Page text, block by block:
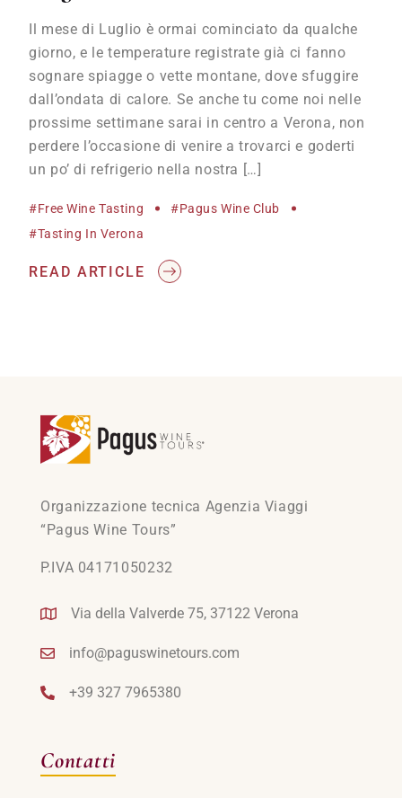
Il mese di Luglio è ormai cominciato da qualche
giorno, e le temperature registrate già ci fanno
sognare spiagge o vette montane, dove sfuggire
dall’ondata di calore. Se anche tu come noi nelle
prossime settimane sarai in centro a Verona, non
perdere l’occasione di venire a trovarci e goderti
un po’ di refrigerio nella nostra […]
#free Wine Tasting
#Pagus Wine Club
#tasting In Verona
READ ARTICLE
Organizzazione tecnica Agenzia Viaggi
“Pagus Wine Tours”
P.IVA 04171050232
Via della Valverde 75, 37122 Verona
info@paguswinetours.com
+39 327 7965380
Contatti